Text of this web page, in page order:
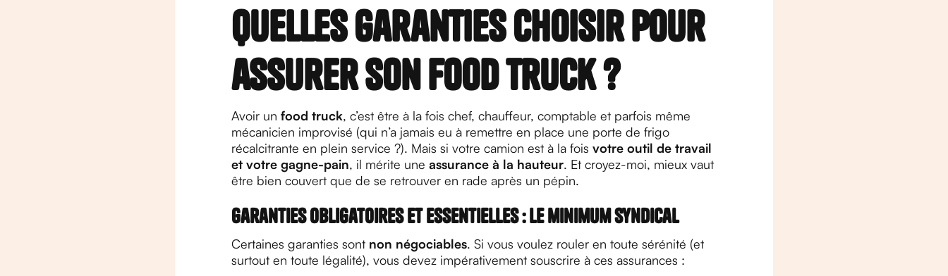
Quelles garanties choisir pour
assurer son food truck ?
Avoir un food truck, c’est être à la fois chef, chauffeur, comptable et parfois même
mécanicien improvisé (qui n’a jamais eu à remettre en place une porte de frigo
récalcitrante en plein service ?). Mais si votre camion est à la fois votre outil de travail
et votre gagne-pain, il mérite une assurance à la hauteur. Et croyez-moi, mieux vaut
être bien couvert que de se retrouver en rade après un pépin.
Garanties obligatoires et essentielles : le minimum syndical
Certaines garanties sont non négociables. Si vous voulez rouler en toute sérénité (et
surtout en toute légalité), vous devez impérativement souscrire à ces assurances :